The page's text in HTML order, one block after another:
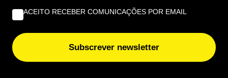
ACEITO RECEBER COMUNICAÇÕES POR EMAIL
Subscrever newsletter